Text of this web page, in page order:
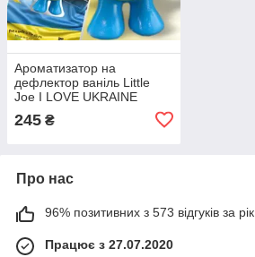
Ароматизатор на
дефлектор ваніль Little
Joe I LOVE UKRAINE
245 ₴
Про нас
96% позитивних з 573 відгуків за рік
Працює з 27.07.2020